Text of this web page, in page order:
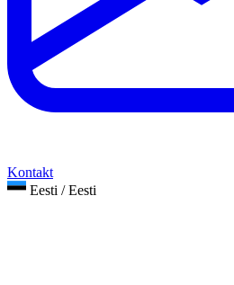
Kontakt
Eesti / Eesti